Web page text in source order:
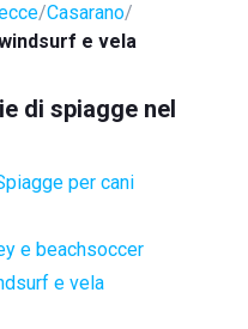
Casarano
e vela
di spiagge nel
per cani
e beachsoccer
e vela